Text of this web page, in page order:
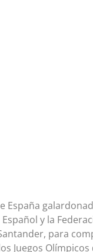
España
y la
para
Juegos